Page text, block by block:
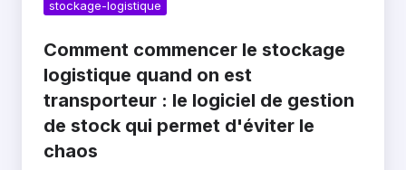
gestion
stock
permet
d'éviter
chaos
stockage-logistique
Comment commencer le stockage
logistique quand on est
transporteur : le logiciel de gestion
de stock qui permet d'éviter le
chaos